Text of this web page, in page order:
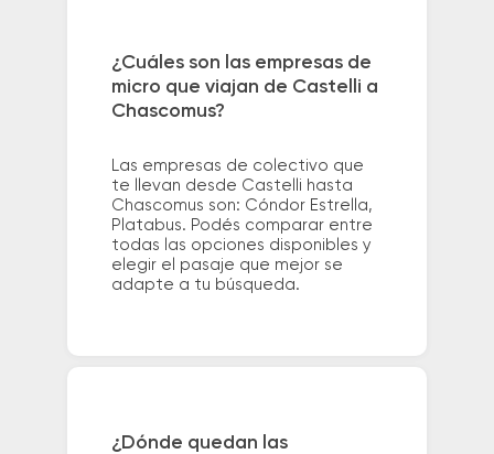
¿Cuáles son las empresas de
micro que viajan de Castelli a
Chascomus?
Las empresas de colectivo que
te llevan desde Castelli hasta
Chascomus son: Cóndor Estrella,
Platabus. Podés comparar entre
todas las opciones disponibles y
elegir el pasaje que mejor se
adapte a tu búsqueda.
¿Dónde quedan las